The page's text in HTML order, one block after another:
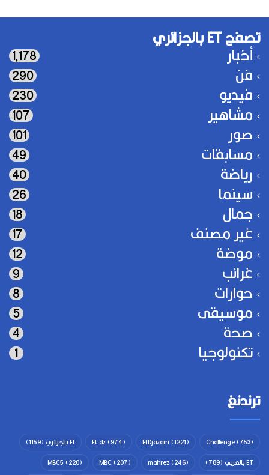
تصفح ET بالجزائري
أخبار 1٬178
فن 290
فيديو 230
مشاهير 107
صور 101
مسابقات 49
رياضة 40
سينما 26
جمال 18
غير مصنف 17
موضة 12
غرائب 9
حوارات 8
موسيقى 5
صحة 4
تكنولوجيا 1
ترندنغ
Challenge(753)
EtDjazairi (1221)
Et dz(974) Et بالجزائري
(1159)
ET بالعربي
(789)
mahrez(246)
MBC(207)
MBC5 (220)